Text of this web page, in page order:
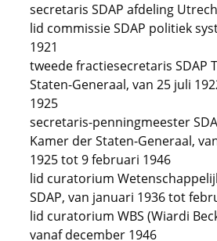
secretaris SDAP afdeling
lid commissie SDAP politiek
1921
tweede fractiesecretaris SDAP
Staten-Generaal, van 25 juli
1925
secretaris-penningmeester
Kamer der Staten-Generaal,
1925 tot 9 februari 1946
lid curatorium
SDAP, van januari 1936 tot
lid curatorium WBS (Wiardi
vanaf december 1946